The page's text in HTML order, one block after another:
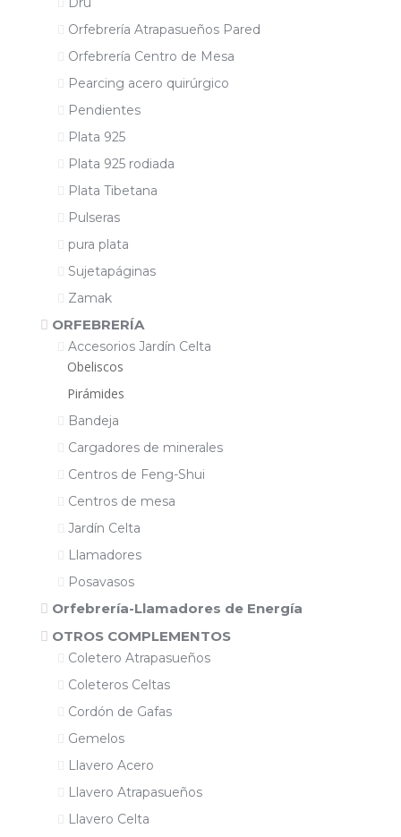
Orfebrería Atrapasueños Pared
Orfebrería Centro de Mesa
Pearcing acero quirúrgico
Pendientes
Plata 925
Plata 925 rodiada
Plata Tibetana
Pulseras
pura plata
Sujetapáginas
Zamak
ORFEBRERÍA
Accesorios Jardín Celta
Obeliscos
Pirámides
Bandeja
Cargadores de minerales
Centros de Feng-Shui
Centros de mesa
Jardín Celta
Llamadores
Posavasos
Orfebrería-Llamadores de Energía
OTROS COMPLEMENTOS
Coletero Atrapasueños
Coleteros Celtas
Cordón de Gafas
Gemelos
Llavero Acero
Llavero Atrapasueños
Llavero Celta